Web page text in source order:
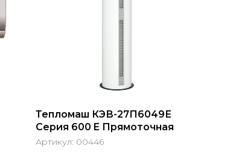
Тепломаш КЭВ-27П6049Е
Серия 600 E Прямоточная
Артикул: 00446